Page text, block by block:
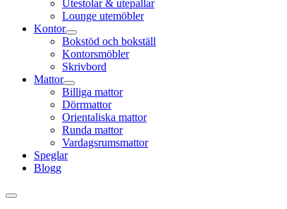
Utestolar & utepallar
Lounge utemöbler
Kontor
Bokstöd och bokställ
Kontorsmöbler
Skrivbord
Mattor
Billiga mattor
Dörrmattor
Orientaliska mattor
Runda mattor
Vardagsrumsmattor
Speglar
Blogg